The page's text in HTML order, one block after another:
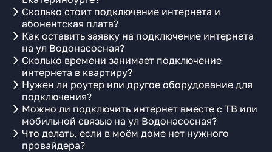
Сколько стоит подключение интернета и
абонентская плата?
Как оставить заявку на подключение интернета
на ул Водонасосная?
Сколько времени занимает подключение
интернета в квартиру?
Нужен ли роутер или другое оборудование для
подключения?
Можно ли подключить интернет вместе с ТВ или
мобильной связью на ул Водонасосная?
Что делать, если в моём доме нет нужного
провайдера?